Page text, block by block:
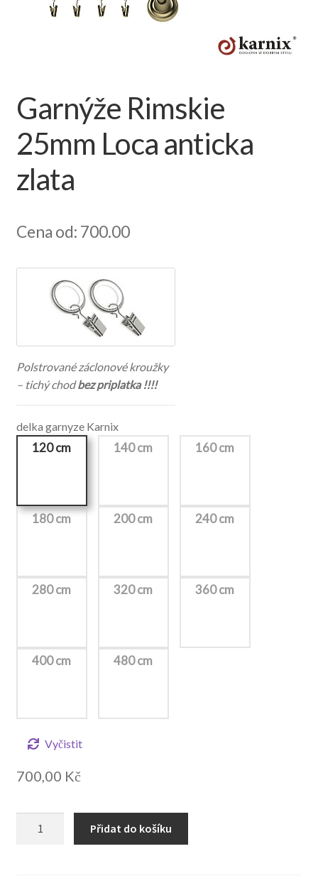
Garnýže Rimskie
25mm Loca anticka
zlata
Cena od: 700.00
Polstrované záclonové kroužky
– tichý chodbez priplatka !!!!
delka garnyze Karnix
120 cm 140 cm 160 cm
180 cm 200 cm 240 cm
280 cm 320 cm 360 cm
400 cm 480 cm
Vyčistit
700,00 Kč
Přidat do košíku